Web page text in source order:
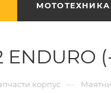
МОТОТЕХНИКА
корпус —